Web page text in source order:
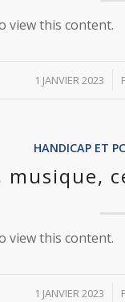
view this content.
1 JANVIER 2023
/
HANDICAP ET
musique,
view this content.
1 JANVIER 2023
/